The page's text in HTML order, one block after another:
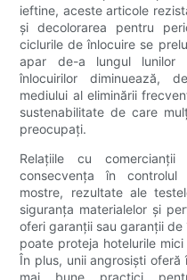
ieftine, aceste articole
și decolorarea pentru
ciclurile de înlocuire se
apar de-a lungul lunilor
înlocuirilor diminuează,
mediului al eliminării
sustenabilitate de care
preocupați.
Relațiile cu
consecvența în
mostre, rezultate ale
siguranța materialelor și
oferi garanții sau garanții
poate proteja hotelurile
În plus, unii angrosiști